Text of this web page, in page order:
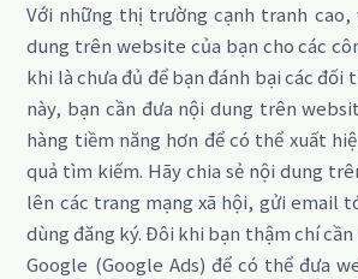
Với những thị trường cạnh tranh
dung trên website của bạn cho các
khi là chưa đủ để bạn đánh bại các đối
này, bạn cần đưa nội dung trên
hàng tiềm năng hơn để có thể xuất
quả tìm kiếm. Hãy chia sẻ nội dung
lên các trang mạng xã hội, gửi email
dùng đăng ký. Đôi khi bạn thậm chí
Google (Google Ads) để có thể đưa